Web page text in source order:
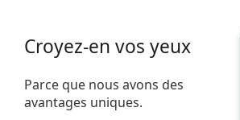
Croyez-en vos yeux
Parce que nous avons des
avantages uniques.